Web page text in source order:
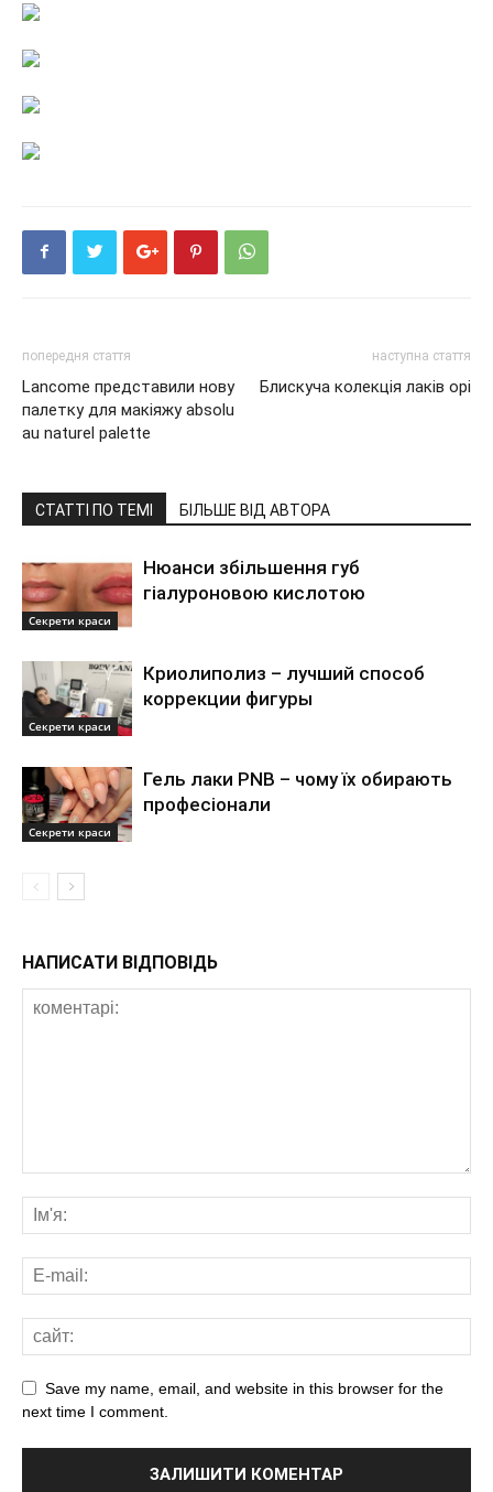
попередня стаття
Lancome представили нову
палетку для макіяжу absolu
au naturel palette
наступна стаття
Блискуча колекція лаків opi
СТАТТІ ПО ТЕМІ БІЛЬШЕ ВІД АВТОРА
Секрети краси
Нюанси збільшення губ
гіалуроновою кислотою
Секрети краси
Криолиполиз – лучший способ
коррекции фигуры
Секрети краси
Гель лаки PNB – чому їх обирають
професіонали
НАПИСАТИ ВІДПОВІДЬ
Save my name, email, and website in this browser for the
next time I comment.